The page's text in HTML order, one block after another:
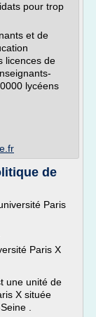
pour trop
et de
licences de
lycéens
de
Paris
Paris X
une unité de
X située
.